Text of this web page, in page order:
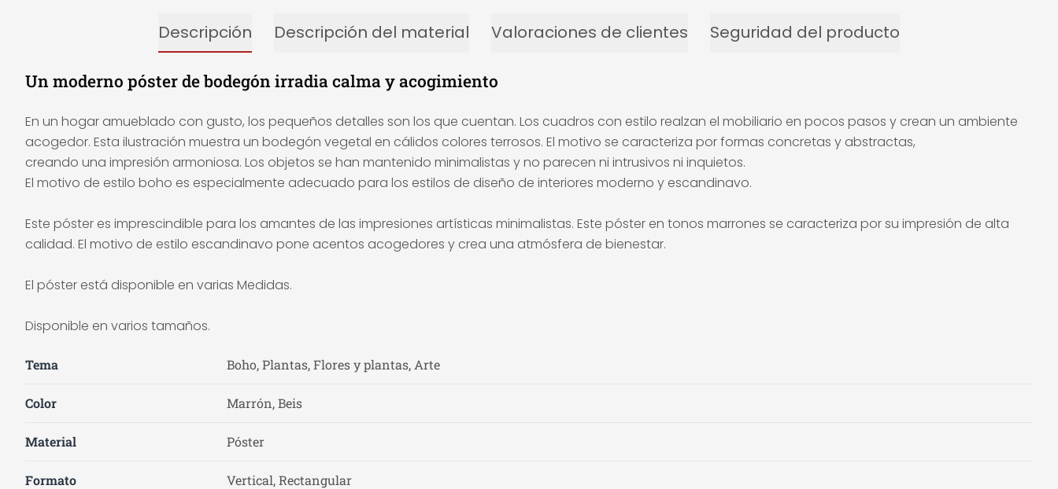
Descripción Descripción del material Valoraciones de clientes Seguridad del producto
Un moderno póster de bodegón irradia calma y acogimiento
En un hogar amueblado con gusto, los pequeños detalles son los que cuentan. Los cuadros con estilo realzan el mobiliario en pocos pasos y crean un ambiente
acogedor. Esta ilustración muestra un bodegón vegetal en cálidos colores terrosos. El motivo se caracteriza por formas concretas y abstractas,
creando una impresión armoniosa. Los objetos se han mantenido minimalistas y no parecen ni intrusivos ni inquietos.
El motivo de estilo boho es especialmente adecuado para los estilos de diseño de interiores moderno y escandinavo.
Este póster es imprescindible para los amantes de las impresiones artísticas minimalistas. Este póster en tonos marrones se caracteriza por su impresión de alta
calidad. El motivo de estilo escandinavo pone acentos acogedores y crea una atmósfera de bienestar.
El póster está disponible en varias Medidas.
Disponible en varios tamaños.
Tema Boho, Plantas, Flores y plantas, Arte
Color Marrón, Beis
Material Póster
Formato Vertical, Rectangular